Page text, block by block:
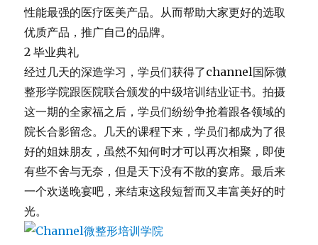
性能最强的医疗医美产品。从而帮助大家更好的选取
优质产品，推广自己的品牌。
2 毕业典礼
经过几天的深造学习，学员们获得了channel国际微
整形学院跟医院联合颁发的中级培训结业证书。拍摄
这一期的全家福之后，学员们纷纷争抢着跟各领域的
院长合影留念。几天的课程下来，学员们都成为了很
好的姐妹朋友，虽然不知何时才可以再次相聚， 即使
有些不舍与无奈，但是天下没有不散的宴席。最后来
一个欢送晚宴吧，来结束这段短暂而又丰富美好的时
光。